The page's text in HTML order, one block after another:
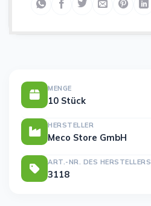
MENGE
10 Stück
HERSTELLER
Meco Store GmbH
ART.-NR. DES HERSTELLERS
3118